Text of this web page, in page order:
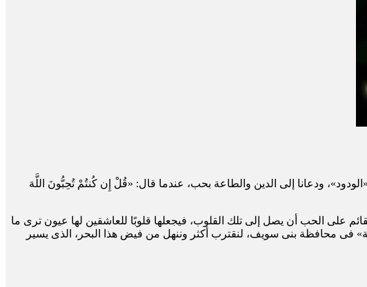
ودعانا إلى الدين والطاعة بحب، عندما قال: «قُلْ إِن كُنتُمْ تُحِبُّونَ اللَّهَ
على الحب أن يصل إلى تلك القلوب، فيجعلها قلوبًا للعاشقين لها عيون ترى ما
فى محافظة بنى سويف، لنقترب أكثر وننهل من فيض هذا البحر، الذى يسير